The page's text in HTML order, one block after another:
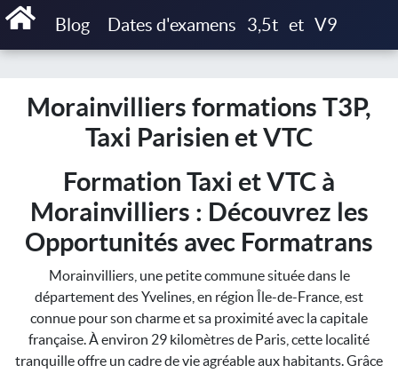
Blog Dates d'examens 3,5t et V9
Accueil
Morainvilliers formations T3P,
Taxi Parisien et VTC
Formation Taxi et VTC à
Morainvilliers : Découvrez les
Opportunités avec Formatrans
Morainvilliers, une petite commune située dans le
département des Yvelines, en région Île-de-France, est
connue pour son charme et sa proximité avec la capitale
française. À environ 29 kilomètres de Paris, cette localité
tranquille offre un cadre de vie agréable aux habitants. Grâce